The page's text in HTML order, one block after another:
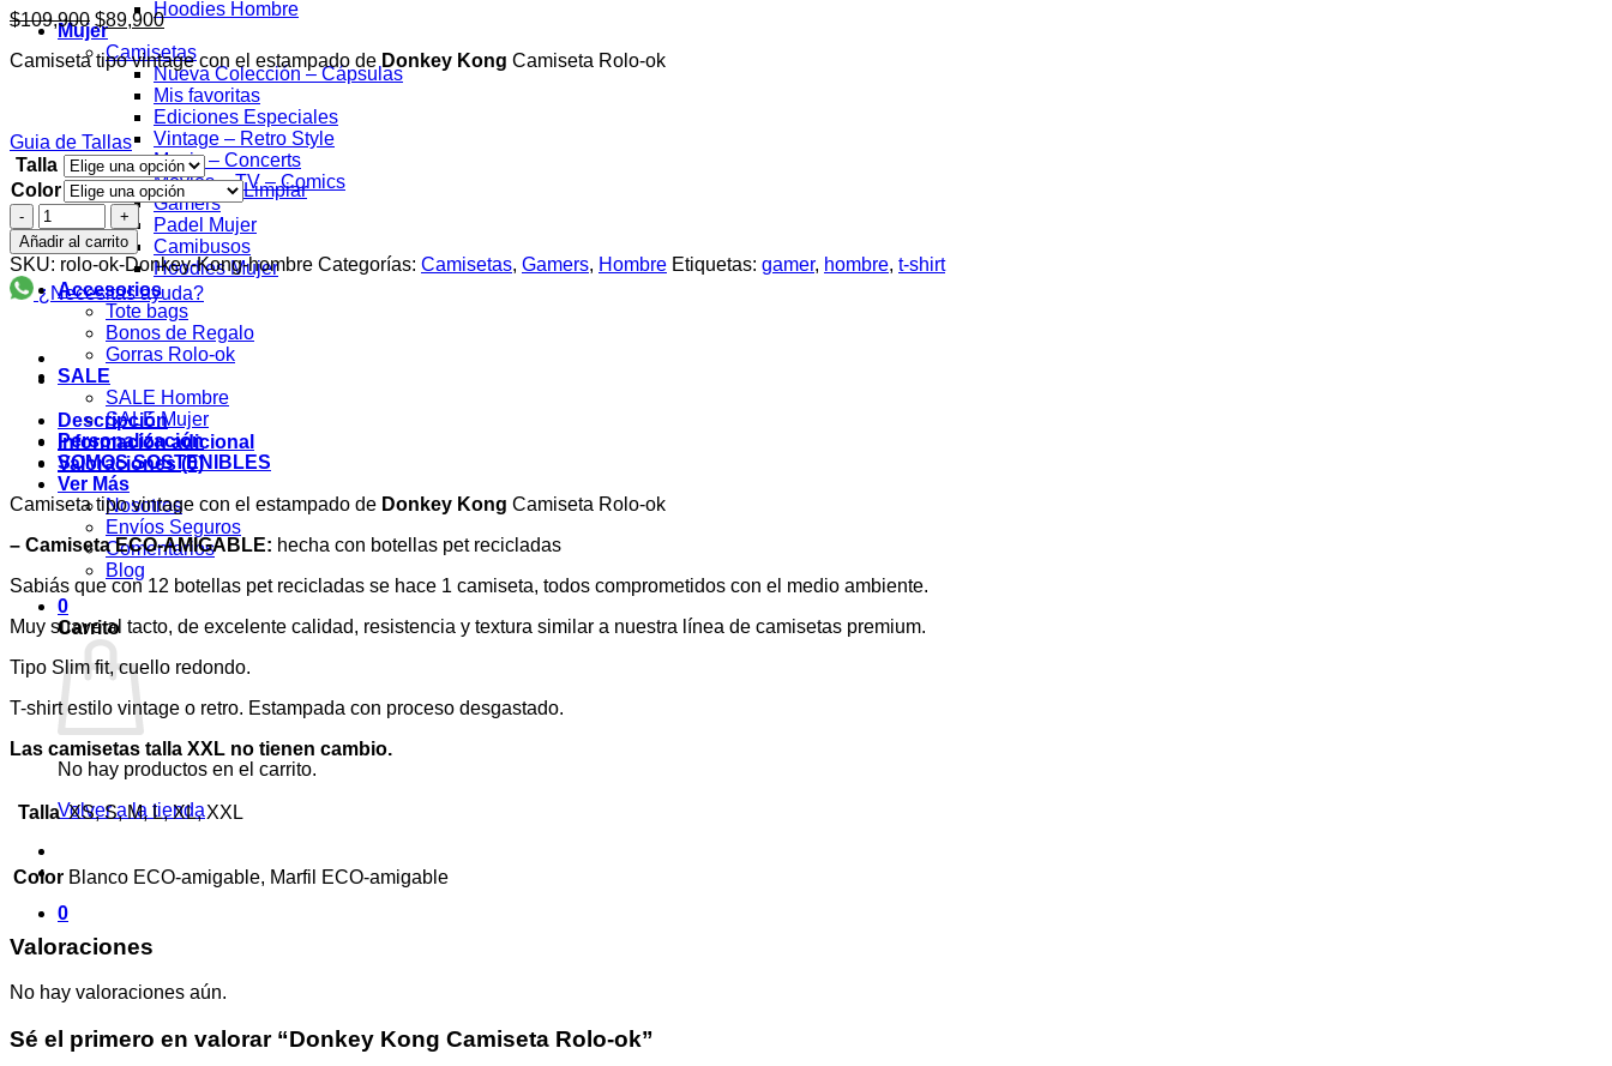
Hoodies Hombre
Mujer
Camisetas
Nueva Colección – Cápsulas
Mis favoritas
Ediciones Especiales
Vintage – Retro Style
Music – Concerts
Movies – TV – Comics
Gamers
Padel Mujer
Camibusos
Hoodies Mujer
Accesorios
Tote bags
Bonos de Regalo
Gorras Rolo-ok
SALE
SALE Hombre
SALE Mujer
Personalización
SOMOS SOSTENIBLES
Ver Más
Nosotros
Envíos Seguros
Comentarios
Blog
0
Carrito
No hay productos en el carrito.
Volver a la tienda
0
$109,900 El
precio
original
$109,900.
$89,900El
actual
es:
$89,900.
Camiseta tipo vintage con el estampado de Donkey Kong Camiseta Rolo-ok
Guia de Tallas
Talla
Color
Limpiar
Donkey
Kong
Camiseta
Rolo-
ok
cantidad
Añadir al carrito
SKU: rolo-ok-Donkey-Kong-hombre Categorías: Camisetas, Gamers, Hombre Etiquetas: gamer, hombre, t-shirt
¿Necesitas ayuda?
Descripción
Información adicional
Valoraciones (0)
Camiseta tipo vintage con el estampado de Donkey Kong Camiseta Rolo-ok
– Camiseta ECO-AMIGABLE: hecha con botellas pet recicladas
Sabiás que con 12 botellas pet recicladas se hace 1 camiseta, todos comprometidos con el medio ambiente.
Muy suave al tacto, de excelente calidad, resistencia y textura similar a nuestra línea de camisetas premium.
Tipo Slim fit, cuello redondo.
T-shirt estilo vintage o retro. Estampada con proceso desgastado.
Las camisetas talla XXL no tienen cambio.
Talla XS, S, M, L, XL, XXL
Color Blanco ECO-amigable, Marfil ECO-amigable
Valoraciones
No hay valoraciones aún.
Sé el primero en valorar “Donkey Kong Camiseta Rolo-ok”